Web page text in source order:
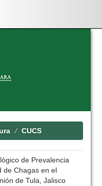
CUCS
de Prevalencia
de Chagas en el
de Tula, Jalisco